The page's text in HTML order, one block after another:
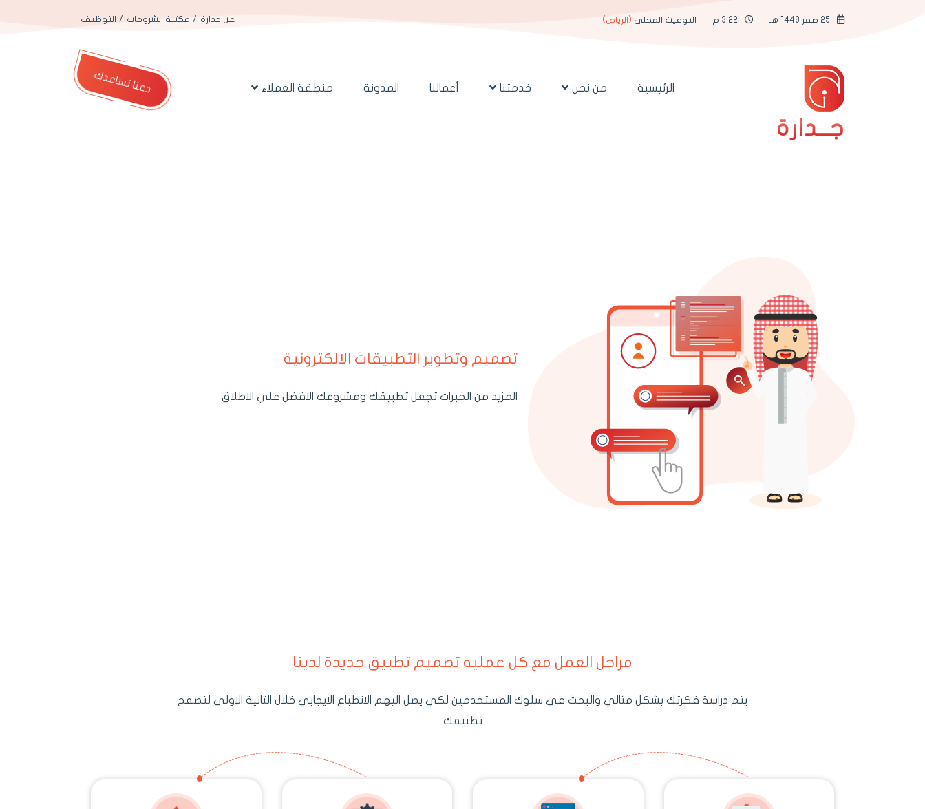
التوقيت المحلي (الرياض) عن جدارة مكتبة الشروحات التوظيف
جــدارة
الرئيسية من نحن خدمتنا أعمالنا المدونة منطقة العملاء دعنا نساعدك
تصميم وتطوير التطبيقات الالكترونية
المزيد من الخبرات تجعل تطبيقك ومشروعك الافضل علي الاطلاق
مراحل العمل مع كل عمليه تصميم تطبيق جديدة لدينا
يتم دراسة فكرتك بشكل مثالي والبحث في سلوك المستخدمين لكي يصل اليهم الانطباع الايجابي خلال الثانية الاولى لتصفح
تطبيقك